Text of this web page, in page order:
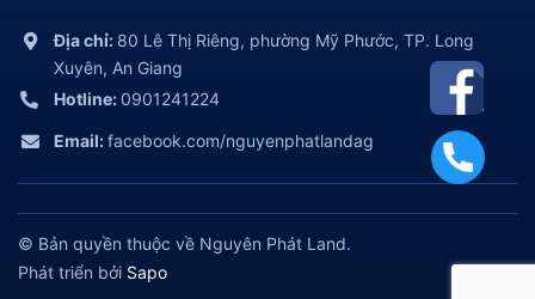
Địa chỉ: 80 Lê Thị Riêng, phường Mỹ Phước, TP. Long
Xuyên, An Giang
Hotline: 0901241224
Email:facebook.com/nguyenphatlandag
© Bản quyền thuộc về Nguyên Phát Land.
Phát triển bởi Sapo